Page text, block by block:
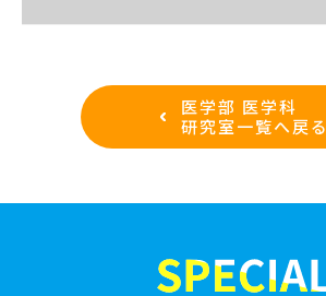
医学部 医学科
研究室一覧へ戻る